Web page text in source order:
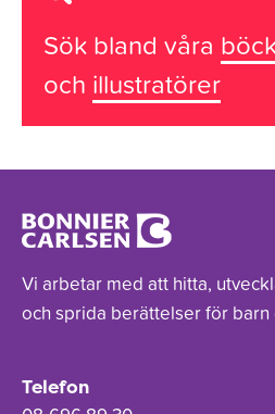
Sök bland våra
och illustratörer
Vi arbetar med att hitta,
och sprida berättelser för barn
Telefon